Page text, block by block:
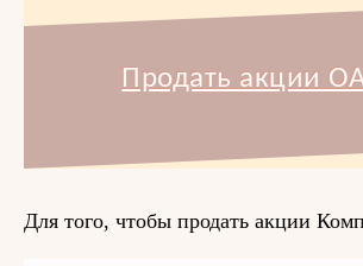
Продать акции
Для того, чтобы продать акции